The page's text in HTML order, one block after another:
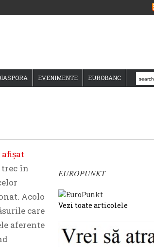
EVENIMENTE EUROBANC
afișat
trec în
Acolo
care
aferente
EUROPUNKT
Vezi toate articolele